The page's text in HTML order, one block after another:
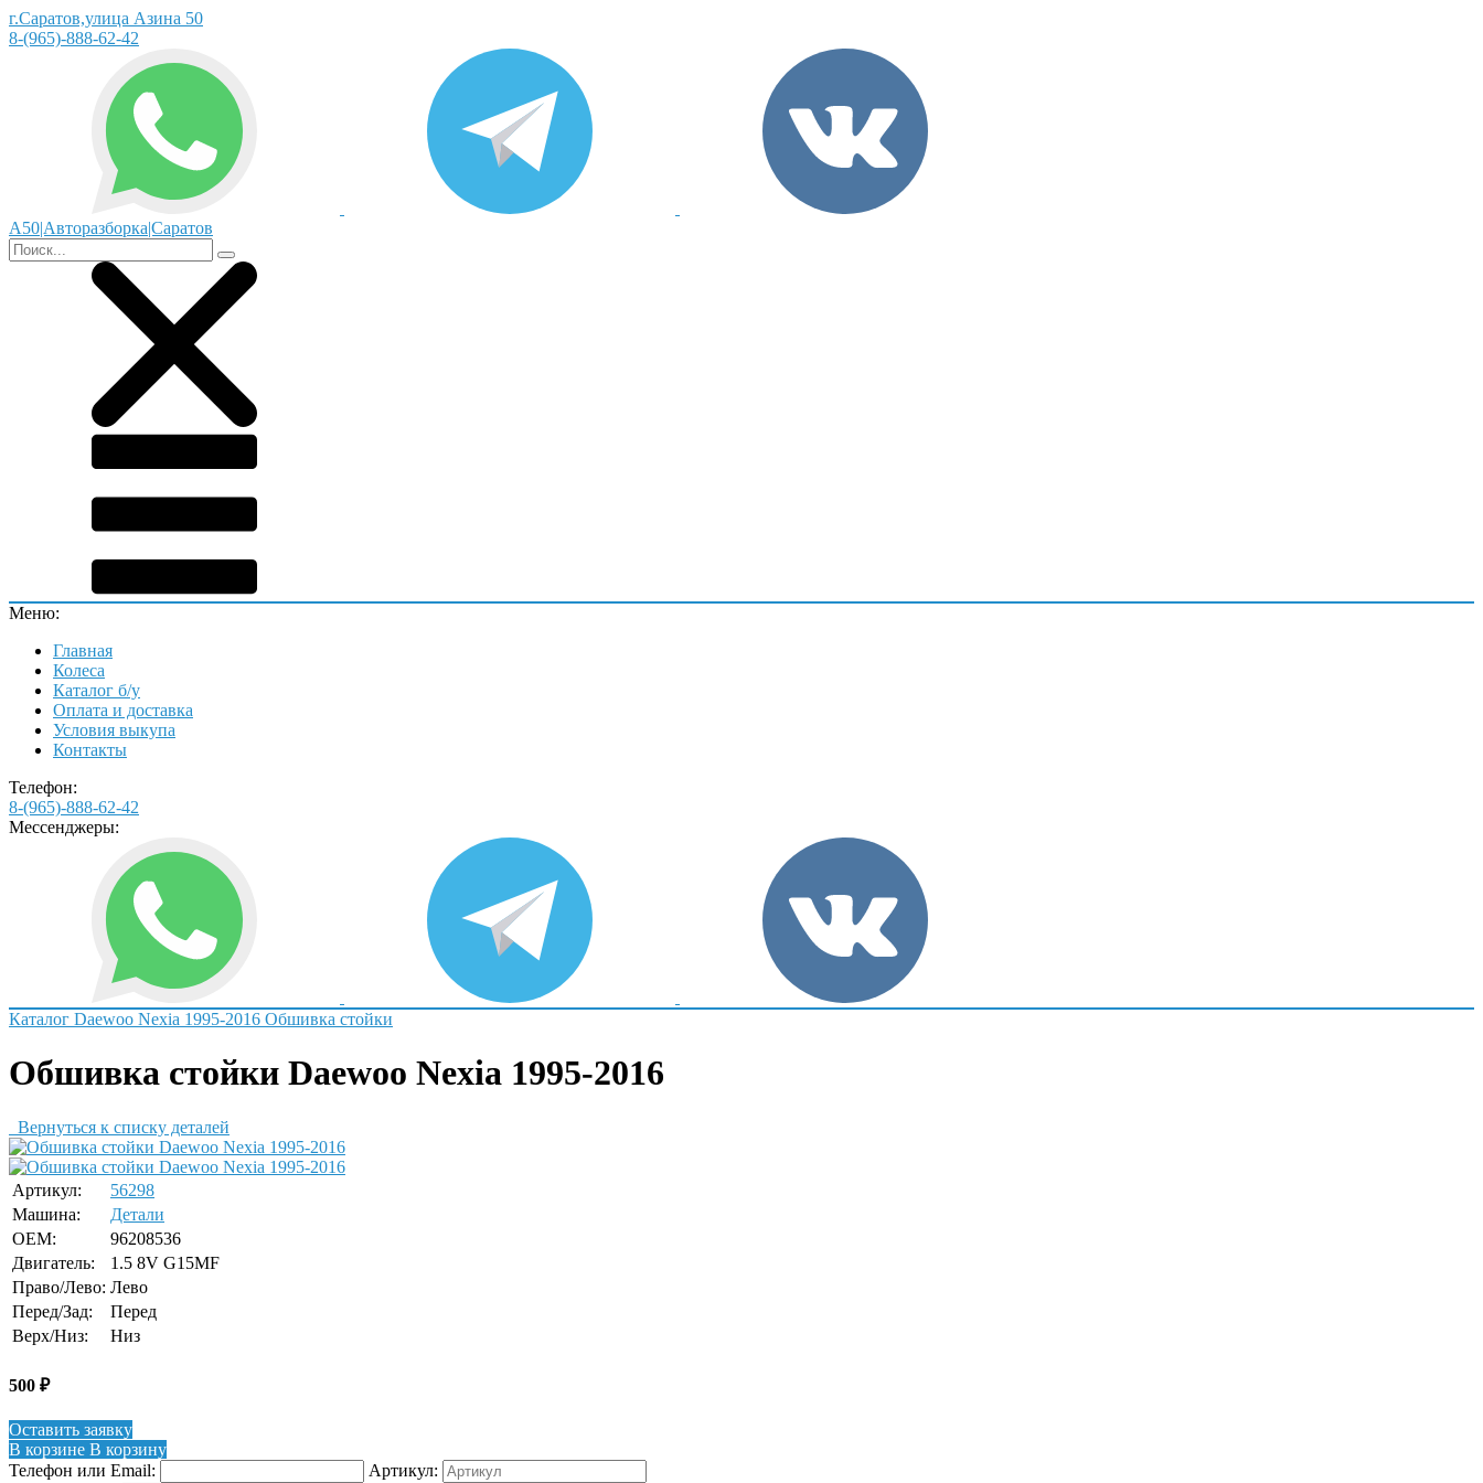
г.Саратов,улица Азина 50
8-(965)-888-62-42
А50|Авторазборка|Саратов
Меню:
Главная
Колеса
Каталог б/у
Оплата и доставка
Условия выкупа
Контакты
Телефон:
8-(965)-888-62-42
Мессенджеры:
Каталог Daewoo Nexia 1995-2016 Обшивка стойки
Обшивка стойки Daewoo Nexia 1995-2016
Вернуться к списку деталей
Артикул:
56298
Машина:
Детали
OEM:
96208536
Двигатель:
1.5 8V G15MF
Право/Лево: Лево
Перед/Зад:
Перед
Верх/Низ:
Низ
500 ₽
Оставить заявку
В корзине В корзину
Телефон или Email:
Артикул: